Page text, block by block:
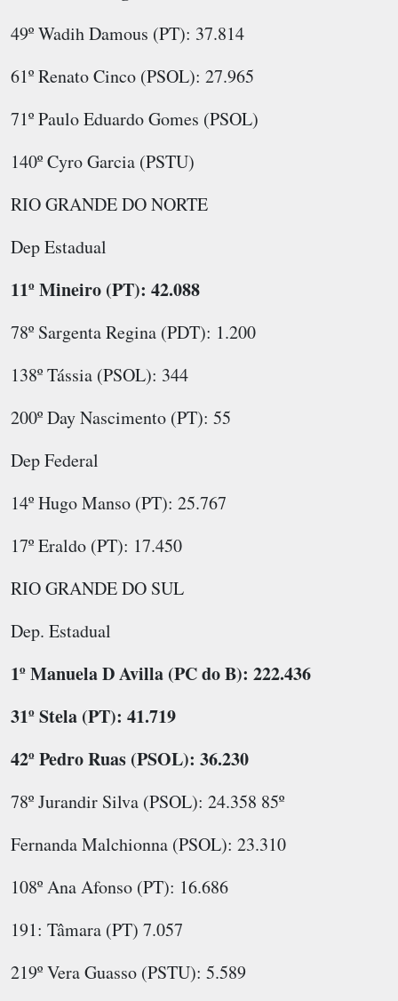
49º Wadih Damous (PT): 37.814
61º Renato Cinco (PSOL): 27.965
71º Paulo Eduardo Gomes (PSOL)
140º Cyro Garcia (PSTU)
RIO GRANDE DO NORTE
Dep Estadual
11º Mineiro (PT): 42.088
78º Sargenta Regina (PDT): 1.200
138º Tássia (PSOL): 344
200º Day Nascimento (PT): 55
Dep Federal
14º Hugo Manso (PT): 25.767
17º Eraldo (PT): 17.450
RIO GRANDE DO SUL
Dep. Estadual
1º Manuela D Avilla (PC do B): 222.436
31º Stela (PT): 41.719
42º Pedro Ruas (PSOL): 36.230
78º Jurandir Silva (PSOL): 24.358 85º
Fernanda Malchionna (PSOL): 23.310
108º Ana Afonso (PT): 16.686
191: Tâmara (PT) 7.057
219º Vera Guasso (PSTU): 5.589